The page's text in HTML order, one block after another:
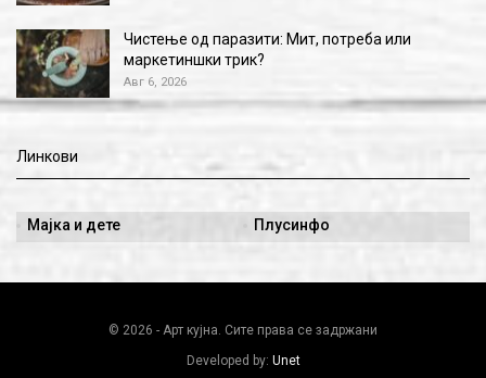
Чистење од паразити: Мит, потреба или
маркетиншки трик?
Авг 6, 2026
Линкови
Мајка и дете Плусинфо
© 2026 - Арт кујна. Сите права се задржани
Developed by: Unet